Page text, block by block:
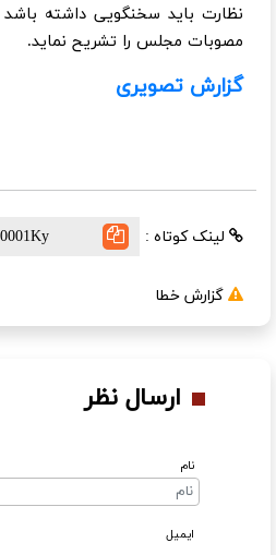
نظارت باید سخنگویی داشته
مصوبات مجلس را تشریح نماید.
گزارش تصویری
لینک کوتاه :
گزارش خطا
ارسال نظر
نام
ایمیل